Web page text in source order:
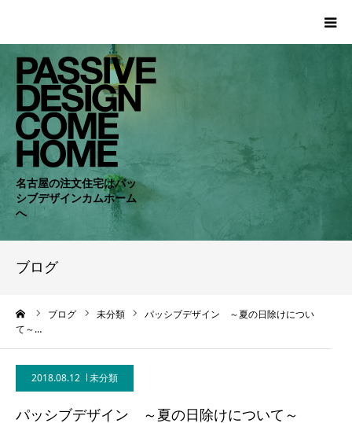
名古屋の注文住宅はパッ
シブデザインカムホーム
へ
ブログ
ブログ 未分類
パッシブデザイン ～夏の日除けについ
て～…
2018.08.12 未分類
パッシブデザイン ～夏の日除けについて～
HOME
WORKS
COMPANY
CONCEPT
BLOG